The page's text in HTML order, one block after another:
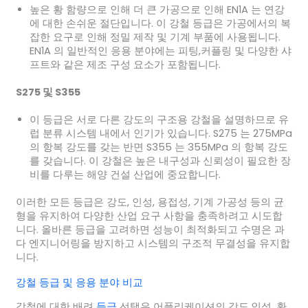
높은 황 함량으로 인해 더 큰 가공으로 인해 EN1A 는 연강
에 대한 손쉬운 절단입니다. 이 강철 등급은 가공에서의 복
잡한 요구로 인해 정밀 제작 및 기계 부품에 사용됩니다.
EN1A 의 일반적인 응용 분야에는 피팅,커플링 및 다양한 샤
프트와 같은 제조 구성 요소가 포함됩니다.
S275 및 S355
이 등급은 서로 다른 강도의 구조용 강철을 설명하므로 유
럽 분류 시스템 내에서 인기가 있습니다. S275 는 275MPa
의 항복 강도를 갖는 반면 S355 는 355MPa 의 항복 강도
를 갖습니다. 이 강철은 높은 내구성과 신뢰성이 필요한 장
비를 다루는 해양 건설 산업에 중요합니다.
이러한 모든 등급은 강도, 인성, 용접성, 기계 가공성 등의 균
형을 유지하여 다양한 산업 요구 사항을 충족하려고 시도합
니다. 올바른 등급을 고려하면 성능이 최적화되고 수명은 과
다 엔지니어링을 방지하고 시스템의 구조적 무결성을 유지합
니다.
강철 등급 및 응용 분야 비교